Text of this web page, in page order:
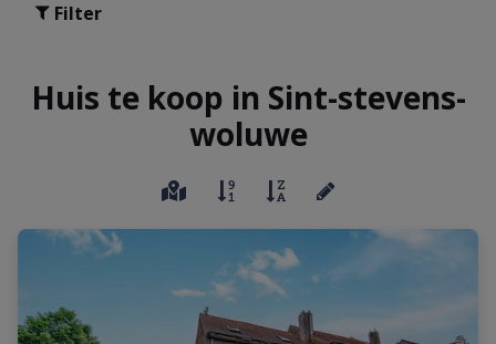
Filter
Huis te koop in Sint-stevens-
woluwe